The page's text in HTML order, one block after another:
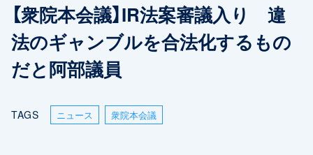
【衆院本会議】IR法案審議入り 違
法のギャンブルを合法化するもの
だと阿部議員
TAGS ニュース 衆院本会議